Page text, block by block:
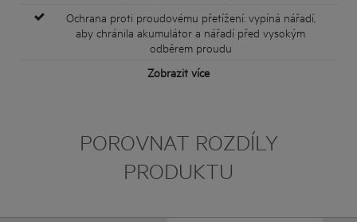
Ochrana proti proudovému přetížení: vypíná nářadí,
aby chránila akumulátor a nářadí před vysokým
odběrem proudu
Zobrazit více
POROVNAT ROZDÍLY
PRODUKTU